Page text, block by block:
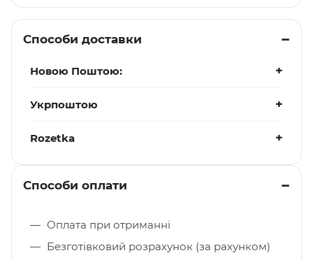
Способи доставки
Новою Поштою:
Укрпоштою
Rozetka
Способи оплати
Оплата при отриманні
Безготівковий розрахунок (за рахунком)